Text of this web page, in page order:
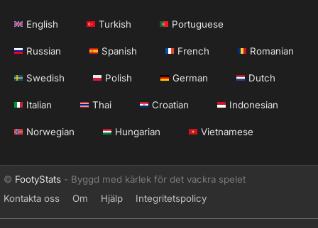
English Turkish Portuguese
Russian Spanish French Romanian
Swedish Polish German Dutch
Italian Thai Croatian Indonesian
Norwegian Hungarian Vietnamese
© FootyStats - Byggd med kärlek för det vackra spelet
Kontakta oss
Om Hjälp Integritetspolicy